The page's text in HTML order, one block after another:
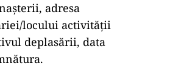
adresa
locului activităţii
deplasării, data